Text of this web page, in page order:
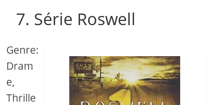
7. Série Roswell
Genre:
Dram
e,
Thrille